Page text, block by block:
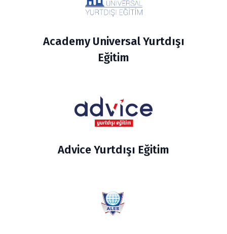
Academy Universal Yurtdışı
Eğitim
Advice Yurtdışı Eğitim